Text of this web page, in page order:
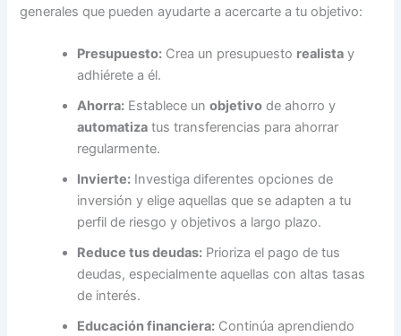
generales que pueden ayudarte a acercarte a tu objetivo:
Presupuesto: Crea un presupuesto realista y
adhiérete a él.
Ahorra: Establece unobjetivo de ahorro y
automatiza tus transferencias para ahorrar
regularmente.
Invierte: Investiga diferentes opciones de
inversión y elige aquellas que se adapten a tu
perfil de riesgo y objetivos a largo plazo.
Reduce tus deudas: Prioriza el pago de tus
deudas, especialmente aquellas con altas tasas
de interés.
Educación financiera: Continúa aprendiendo